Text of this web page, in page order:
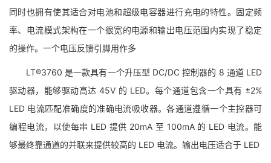
同时也拥有使其适合对电池和超级电容器进行充电的特性。固定频
率、电流模式架构在一个很宽的电源和输出电压范围内实现了稳定
的操作。一个电压反馈引脚用作多
LT®3760 是一款具有一个升压型 DC/DC 控制器的 8 通道 LED
驱动器，能够驱动高达 45V 的 LED。每个通道包含一个具有 ±2%
LED 电流匹配准确度的准确电流吸收器。各通道遵循一个主控器可
编程电流，以使每串 LED 提供 20mA 至 100mA 的 LED 电流。能
够最终靠通道的并联来提供较高的 LED 电流。输出电压适合于 LED